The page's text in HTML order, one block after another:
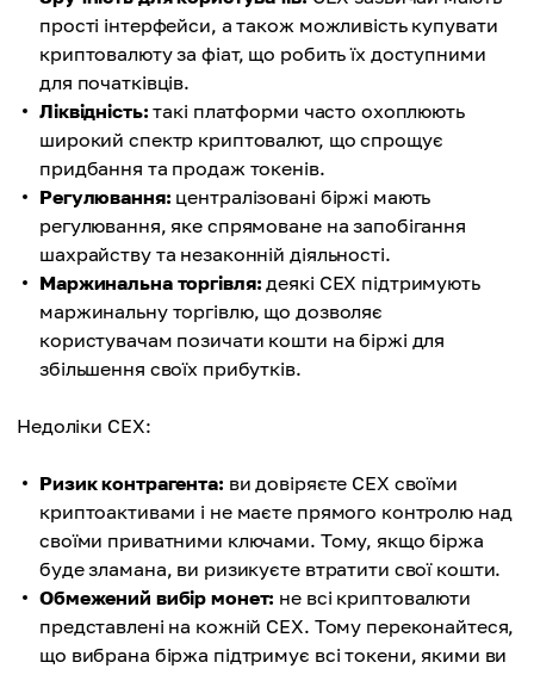
прості інтерфейси, а також можливість купувати
криптовалюту за фіат, що робить їх доступними
для початківців.
Ліквідність: такі платформи часто охоплюють
широкий спектр криптовалют, що спрощує
придбання та продаж токенів.
Регулювання: централізовані біржі мають
регулювання, яке спрямоване на запобігання
шахрайству та незаконній діяльності.
Маржинальна торгівля: деякі CEX підтримують
маржинальну торгівлю, що дозволяє
користувачам позичати кошти на біржі для
збільшення своїх прибутків.
Недоліки CEX:
Ризик контрагента: ви довіряєте CEX своїми
криптоактивами і не маєте прямого контролю над
своїми приватними ключами. Тому, якщо біржа
буде зламана, ви ризикуєте втратити свої кошти.
Обмежений вибір монет: не всі криптовалюти
представлені на кожній CEX. Тому переконайтеся,
що вибрана біржа підтримує всі токени, якими ви